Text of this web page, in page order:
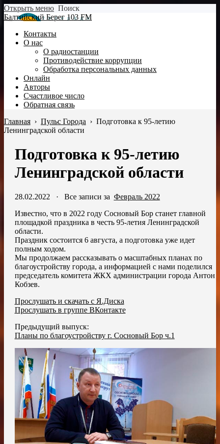
Открыть меню Поиск
Балтийский Берег 103 FM
Контакты
О нас
О радиостанции
Противодействие коррупции
Обработка персональных данных
Онлайн
Авторы
Счастливое число
Обратная связь
Главная › Пульс Города › Подготовка к 95-летию
Ленинградской области
Подготовка к 95-летию
Ленинградской области
28.02.2022 · Все записи за Февраль 2022
Известно, что в 2022 году Сосновый Бор станет главной
площадкой праздника в честь 95-летия Ленинградской
области.
Праздник состоится 6 августа, а подготовка уже идет
полным ходом.
Мы продолжаем рассказывать о масштабных планах по
благоустройству города, а информацией с нами поделился
председатель комитета ЖКХ администрации города Антон
Кобзев.
Прослушать и скачать с Я.Диска
Прослушать в группе ВКонтакте
Предыдущий выпуск:
Планы по благоустройству г. Сосновый Бор ч.1